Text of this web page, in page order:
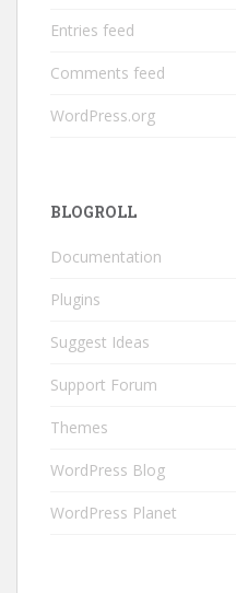
Entries feed
Comments feed
WordPress.org
BLOGROLL
Documentation
Plugins
Suggest Ideas
Support Forum
Themes
WordPress Blog
WordPress Planet